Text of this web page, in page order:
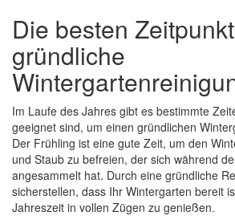
Die besten
gründliche
Im Laufe des Jahres gibt es bestimmte
geeignet sind, um einen gründlichen
Der Frühling ist eine gute Zeit, um den
und Staub zu befreien, der sich während
angesammelt hat. Durch eine gründliche
sicherstellen, dass Ihr Wintergarten bereit
Jahreszeit in vollen Zügen zu genießen.